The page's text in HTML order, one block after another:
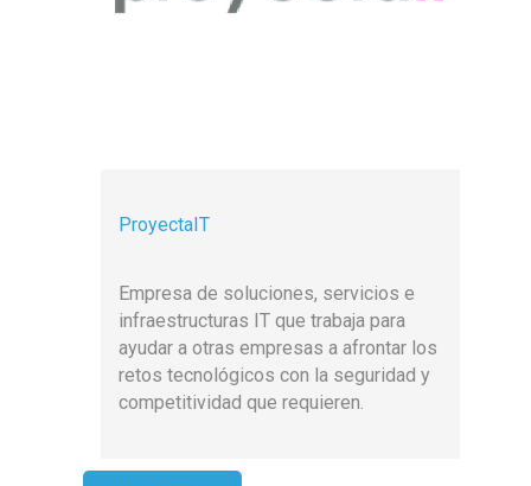
ProyectaIT
Empresa de soluciones, servicios e
infraestructuras IT que trabaja para
ayudar a otras empresas a afrontar los
retos tecnológicos con la seguridad y
competitividad que requieren.